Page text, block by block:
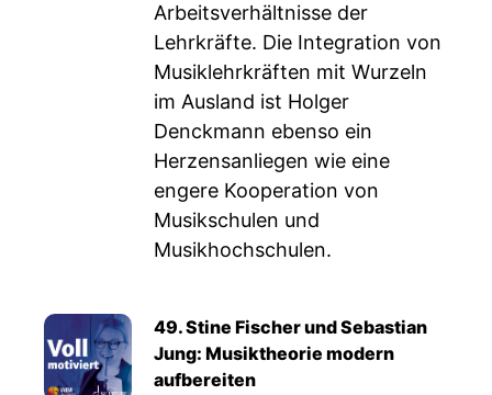
Arbeitsverhältnisse der
Lehrkräfte. Die Integration von
Musiklehrkräften mit Wurzeln
im Ausland ist Holger
Denckmann ebenso ein
Herzensanliegen wie eine
engere Kooperation von
Musikschulen und
Musikhochschulen.
49. Stine Fischer und Sebastian
Jung: Musiktheorie modern
aufbereiten